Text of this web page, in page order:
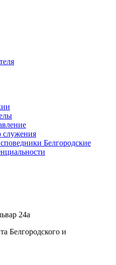
служения
Белгородские
24а
Белгородского и